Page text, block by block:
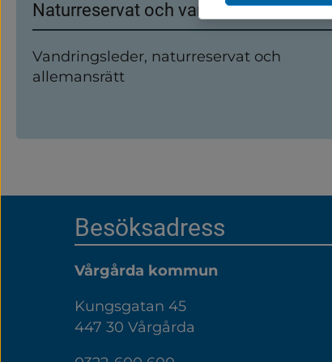
Naturreservat och vandringsleder
Vandringsleder, naturreservat och
allemansrätt
Besöksadress
Vårgårda kommun
Kungsgatan 45
447 30 Vårgårda